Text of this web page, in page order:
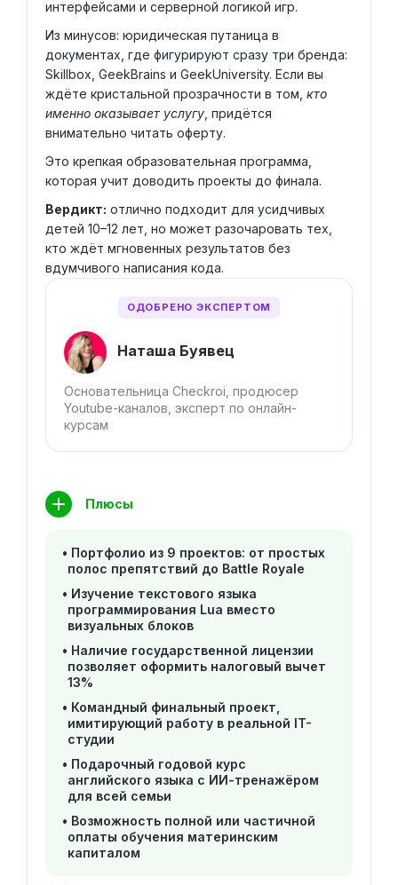
интерфейсами и серверной логикой игр.
Из минусов: юридическая путаница в
документах, где фигурируют сразу три бренда:
Skillbox, GeekBrains и GeekUniversity. Если вы
ждёте кристальной прозрачности в том, кто
именно оказывает услугу , придётся
внимательно читать оферту.
Это крепкая образовательная программа,
которая учит доводить проекты до финала.
Вердикт: отлично подходит для усидчивых
детей 10–12 лет, но может разочаровать тех,
кто ждёт мгновенных результатов без
вдумчивого написания кода.
ОДОБРЕНО ЭКСПЕРТОМ
Наташа Буявец
Основательница Checkroi, продюсер
Youtube-каналов, эксперт по онлайн-
курсам
Плюсы
Портфолио из 9 проектов: от простых
полос препятствий до Battle Royale
Изучение текстового языка
программирования Lua вместо
визуальных блоков
Наличие государственной лицензии
позволяет оформить налоговый вычет
13%
Командный финальный проект,
имитирующий работу в реальной IT-
студии
Подарочный годовой курс
английского языка с ИИ-тренажёром
для всей семьи
Возможность полной или частичной
оплаты обучения материнским
капиталом